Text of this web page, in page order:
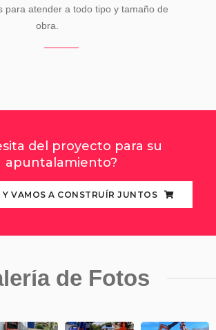
para atender a todo tipo y tamaño de
obra.
del proyecto para su
apuntalamiento?
Y VAMOS A CONSTRUÍR JUNTOS
de Fotos